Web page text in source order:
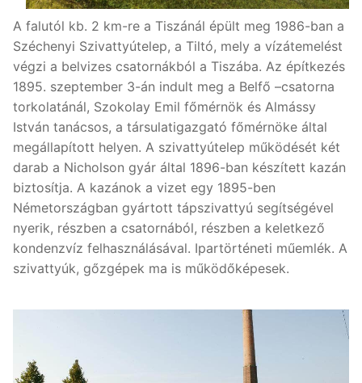
A falutól kb. 2 km-re a Tiszánál épült meg 1986-ban a
Széchenyi Szivattyútelep, a Tiltó, mely a vízátemelést
végzi a belvizes csatornákból a Tiszába. Az építkezés
1895. szeptember 3-án indult meg a Belfő –csatorna
torkolatánál, Szokolay Emil főmérnök és Almássy
István tanácsos, a társulatigazgató főmérnöke által
megállapított helyen. A szivattyútelep működését két
darab a Nicholson gyár által 1896-ban készített kazán
biztosítja. A kazánok a vizet egy 1895-ben
Németországban gyártott tápszivattyú segítségével
nyerik, részben a csatornából, részben a keletkező
kondenzvíz felhasználásával. Ipartörténeti műemlék. A
szivattyúk, gőzgépek ma is működőképesek.